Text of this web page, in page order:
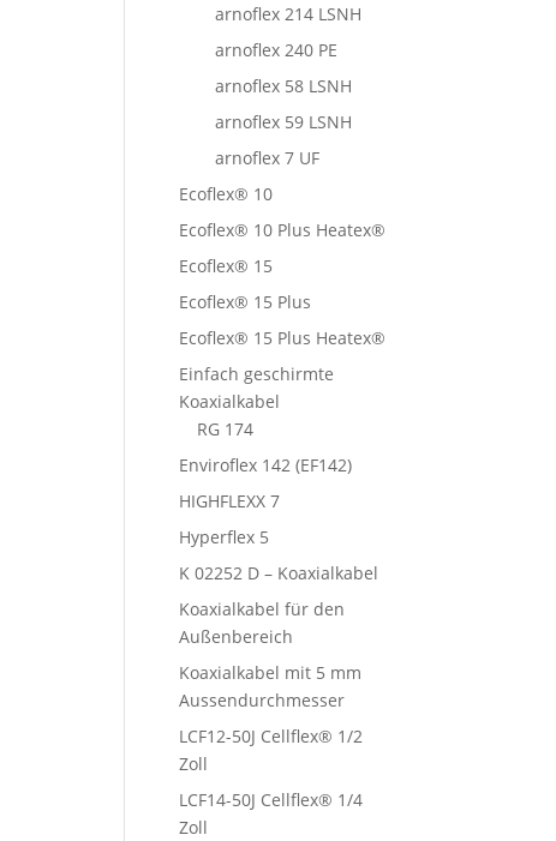
arnoflex 214 LSNH
arnoflex 240 PE
arnoflex 58 LSNH
arnoflex 59 LSNH
arnoflex 7 UF
Ecoflex® 10
Ecoflex® 10 Plus Heatex®
Ecoflex® 15
Ecoflex® 15 Plus
Ecoflex® 15 Plus Heatex®
Einfach geschirmte
Koaxialkabel
RG 174
Enviroflex 142 (EF142)
HIGHFLEXX 7
Hyperflex 5
K 02252 D – Koaxialkabel
Koaxialkabel für den
Außenbereich
Koaxialkabel mit 5 mm
Aussendurchmesser
LCF12-50J Cellflex® 1/2
Zoll
LCF14-50J Cellflex® 1/4
Zoll